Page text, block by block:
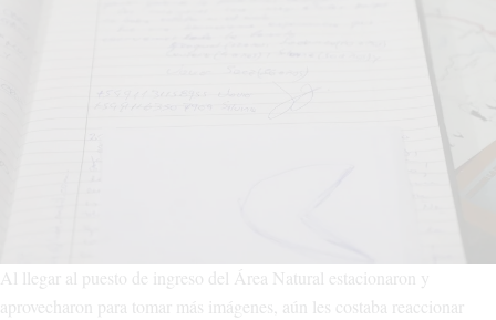
Al llegar al puesto de ingreso del Área Natural estacionaron y
aprovecharon para tomar más imágenes, aún les costaba reaccionar